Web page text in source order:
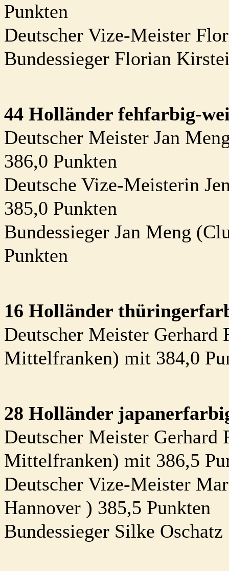
Punkten
Deutscher Vize-Meister
Bundessieger Florian
44 Holländer fehfarbig-
Deutscher Meister Jan
386,0 Punkten
Deutsche Vize-Meisterin
385,0 Punkten
Bundessieger Jan Meng
Punkten
16 Holländer
Deutscher Meister
Mittelfranken) mit 384,0
28 Holländer
Deutscher Meister
Mittelfranken) mit 386,5
Deutscher Vize-Meister
Hannover ) 385,5 Punkten
Bundessieger Silke